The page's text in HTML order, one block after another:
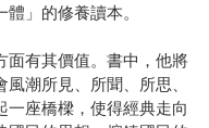
」的修養讀本。
面有其價值。書中，他將
潮所見、所聞、所思、
一座橋樑，使得經典走向